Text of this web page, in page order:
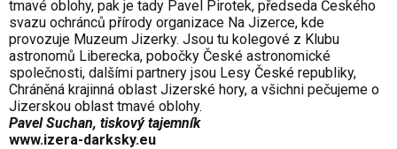
tmavé oblohy, pak je tady Pavel Pirotek, předseda Českého
svazu ochránců přírody organizace Na Jizerce, kde
provozuje Muzeum Jizerky. Jsou tu kolegové z Klubu
astronomů Liberecka, pobočky České astronomické
společnosti, dalšími partnery jsou Lesy České republiky,
Chráněná krajinná oblast Jizerské hory, a všichni pečujeme o
Jizerskou oblast tmavé oblohy.
Pavel Suchan, tiskový tajemník
www.izera-darksky.eu